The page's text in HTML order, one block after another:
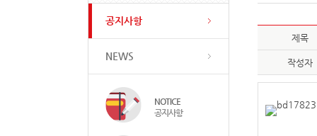
공지사항
NEWS
NOTICE
공지사항
제목
작성자